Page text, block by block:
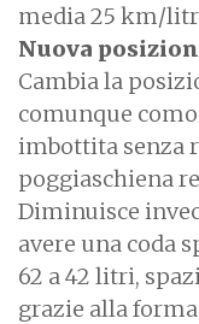
media 25 km/
Nuova
Cambia la
comunque
imbottita senza
poggiaschiena
Diminuisce
avere una coda
62 a 42 litri,
grazie alla